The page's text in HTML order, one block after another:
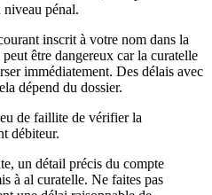
niveau pénal.
inscrit à votre nom dans la
être dangereux car la curatelle
immédiatement. Des délais avec
dépend du dossier.
de faillite de vérifier la
débiteur.
un détail précis du compte
à al curatelle. Ne faites pas